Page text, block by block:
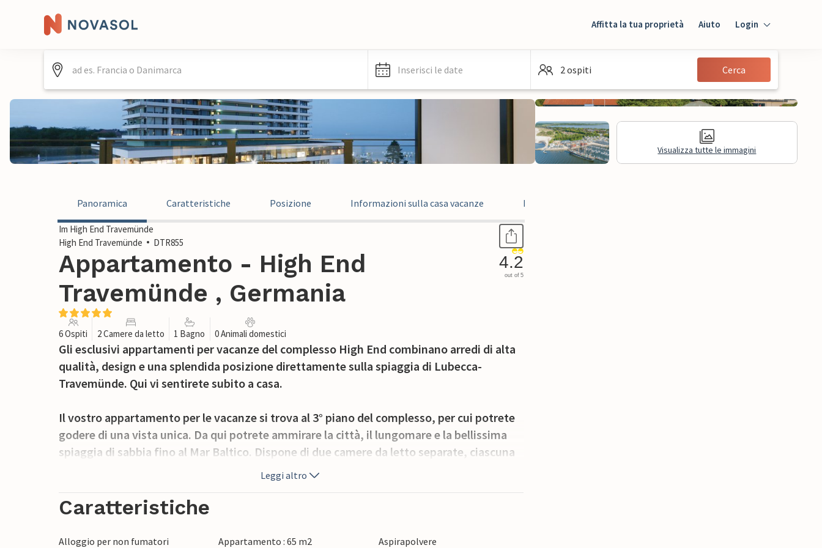
Affitta la tua proprietà Aiuto Login
Ospiti
Inserisci le date 2 ospiti Cerca
Visualizza tutte le immagini
Panoramica Caratteristiche Posizione Informazioni sulla casa vacanze Recensioni
Im High End Travemünde
High End Travemünde
DTR855
Appartamento - High End
Travemünde , Germania
4.2
out of 5
6 Ospiti 2 Camere da letto 1 Bagno 0 Animali domestici
Gli esclusivi appartamenti per vacanze del complesso High End combinano arredi di alta
qualità, design e una splendida posizione direttamente sulla spiaggia di Lubecca-
Travemünde. Qui vi sentirete subito a casa.
Il vostro appartamento per le vacanze si trova al 3° piano del complesso, per cui potrete
godere di una vista unica. Da qui potrete ammirare la città, il lungomare e la bellissima
spiaggia di sabbia fino al Mar Baltico. Dispone di due camere da letto separate, ciascuna
con un accogliente letto matrimoniale. Nella zona giorno potete mettervi comodi
davanti alla luce accogliente del camino a bioetanolo. Nella zona giorno si trova anche il
divano letto, che offre due posti letto aggiuntivi. Una culla può essere collocata solo nel
Leggi altro
Caratteristiche
Alloggio per non fumatori Appartamento : 65 m2
Aspirapolvere